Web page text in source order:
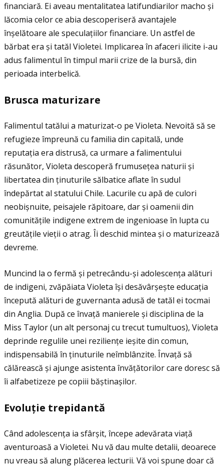
financiară. Ei aveau mentalitatea latifundiarilor macho și
lăcomia celor ce abia descoperiseră avantajele
înșelătoare ale speculaţiilor financiare. Un astfel de
bărbat era și tatăl Violetei. Implicarea în afaceri ilicite i-au
adus falimentul în timpul marii crize de la bursă, din
perioada interbelică.
Brusca maturizare
Falimentul tatălui a maturizat-o pe Violeta. Nevoită să se
refugieze împreună cu familia din capitală, unde
reputaţia era distrusă, ca urmare a falimentului
răsunător, Violeta descoperă frumuseţea naturii și
libertatea din ţinuturile sălbatice aflate în sudul
îndepărtat al statului Chile. Lacurile cu apă de culori
neobișnuite, peisajele răpitoare, dar și oamenii din
comunităţile indigene extrem de ingenioase în lupta cu
greutăţile vieţii o atrag. Îi deschid mintea și o maturizează
devreme.
Muncind la o fermă și petrecându-și adolescenţa alături
de indigeni, zvăpăiata Violeta își desăvârșește educaţia
începută alături de guvernanta adusă de tatăl ei tocmai
din Anglia. După ce învaţă manierele și disciplina de la
Miss Taylor (un alt personaj cu trecut tumultuos), Violeta
deprinde regulile unei rezilienţe ieșite din comun,
indispensabilă în ţinuturile neîmblânzite. Învaţă să
călărească și ajunge asistenta învăţătorilor care doresc să
îi alfabetizeze pe copiii băștinașilor.
Evoluţie trepidantă
Când adolescenţa ia sfârșit, începe adevărata viaţă
aventuroasă a Violetei. Nu vă dau multe detalii, deoarece
nu vreau să alung plăcerea lecturii. Vă voi spune doar că